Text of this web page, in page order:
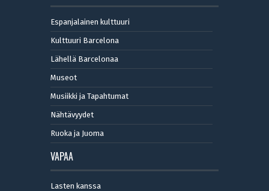
Espanjalainen kulttuuri
Kulttuuri Barcelona
Lähellä Barcelonaa
Museot
Musiikki ja Tapahtumat
Nähtävyydet
Ruoka ja Juoma
VAPAA
Lasten kanssa